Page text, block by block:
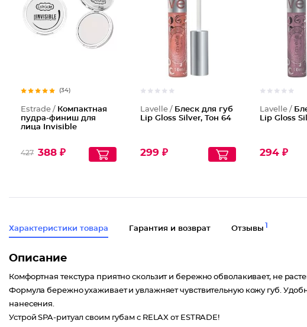
(34)
Estrade / Компактная
пудра-финиш для
лица Invisible
427 388 ₽
Lavelle / Блеск для губ
Lip Gloss Silver, Тон 64
299 ₽
Lavelle /
Lip Gloss
294 ₽
Характеристики товара Гарантия и возврат Отзывы 1
Описание
Комфортная текстура приятно скользит и бережно обволакивает, не
Формула бережно ухаживает и увлажняет чувствительную кожу губ.
нанесения.
Устрой SPA-ритуал своим губам с RELAX от ESTRADE!